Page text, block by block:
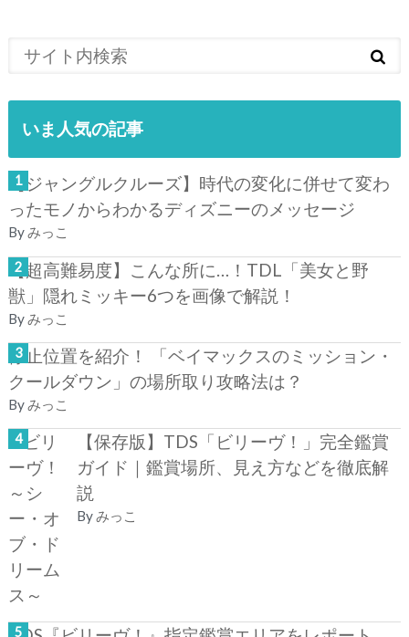
いま人気の記事
【ジャングルクルーズ】時代の変化に併せて変わ
ったモノからわかるディズニーのメッセージ
Byみっこ
【超高難易度】こんな所に…！TDL「美女と野
獣」隠れミッキー6つを画像で解説！
By みっこ
停止位置を紹介！ 「ベイマックスのミッション・
クールダウン」の場所取り攻略法は？
Byみっこ
【保存版】TDS「ビリーヴ！」完全鑑賞
ガイド｜鑑賞場所、見え方などを徹底解
説
Byみっこ